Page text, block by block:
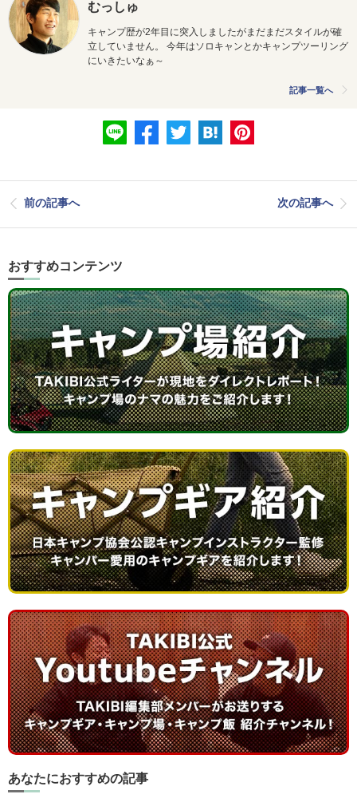
むっしゅ
キャンプ歴が2年目に突入しましたがまだまだスタイルが確
立していません。 今年はソロキャンとかキャンプツーリング
にいきたいなぁ～
記事一覧へ
前の記事へ 次の記事へ
おすすめコンテンツ
あなたにおすすめの記事